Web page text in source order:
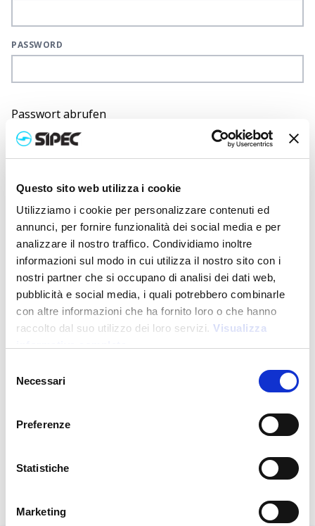
Questo sito web utilizza i cookie
Utilizziamo i cookie per personalizzare contenuti ed
annunci, per fornire funzionalità dei social media e per
analizzare il nostro traffico. Condividiamo inoltre
informazioni sul modo in cui utilizza il nostro sito con i
nostri partner che si occupano di analisi dei dati web,
pubblicità e social media, i quali potrebbero combinarle
con altre informazioni che ha fornito loro o che hanno
raccolto dal suo utilizzo dei loro servizi. Visualizza
delNecessari
Preferenze
Statistiche
Marketing
PASSWORD
Passwort abrufen
Accedi
Registrieren
Registrieren Sie sich für alle Sipec-Vorteile
Stets aktuelle Preise
Echtzeit-Verfügbarkeit aller Artikel
Direkte Online-Bestellung möglich (24h/24h)